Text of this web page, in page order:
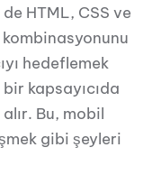
HTML, CSS ve
hedeflemek
kapsayıcıda
Bu, mobil
gibi şeyleri